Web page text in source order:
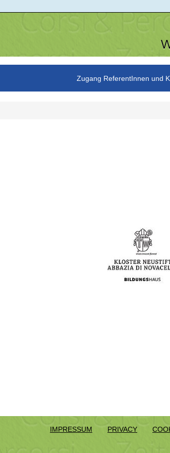
Zugang ReferentInnen und
IMPRESSUM PRIVACY